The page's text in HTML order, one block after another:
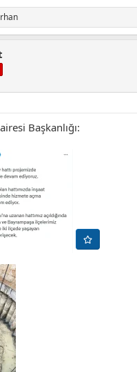
Başkanlığı: